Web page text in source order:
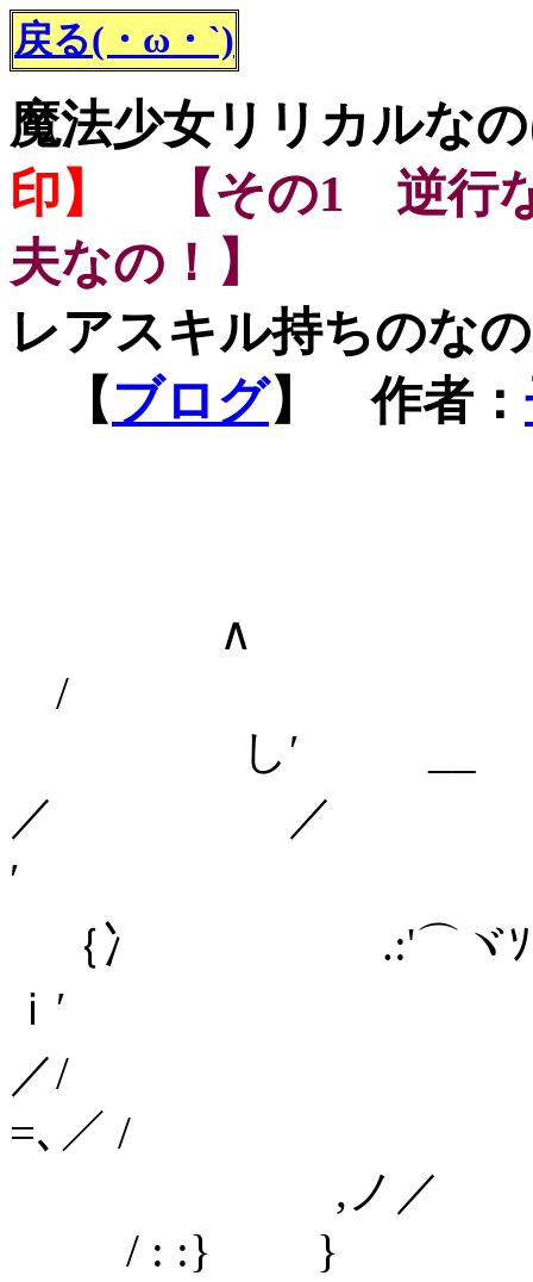
戻る(・ω・`)
魔法少女リリカルな
印】
【その1 逆行
夫なの！】
レアスキル持ちのな
【 ブログ】 作者：
∧
/
し′
／
′
｛冫
ｉ′
／/
=､／ /
,ノ
/ : :} }